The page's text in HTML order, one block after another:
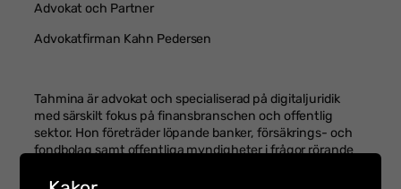
Advokat och Partner
Advokatfirman Kahn Pedersen
Tahmina är advokat och specialiserad på digitaljuridik
med särskilt fokus på finansbranschen och offentlig
sektor. Hon företräder löpande banker, försäkrings- och
fondbolag samt offentliga myndigheter i frågor rörande
projektlett flera projekt för implementation av nya